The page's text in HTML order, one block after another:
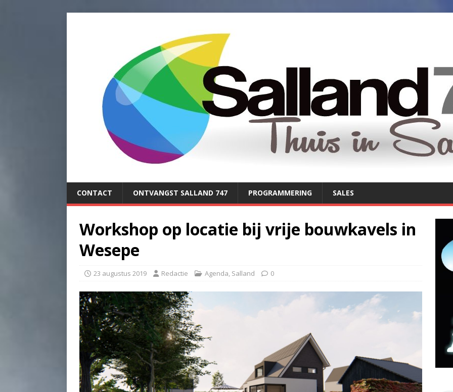
CONTACT ONTVANGST SALLAND 747 PROGRAMMERING SALES
Workshop op locatie bij vrije bouwkavels in
Wesepe
23 augustus 2019 Redactie Agenda, Salland 0